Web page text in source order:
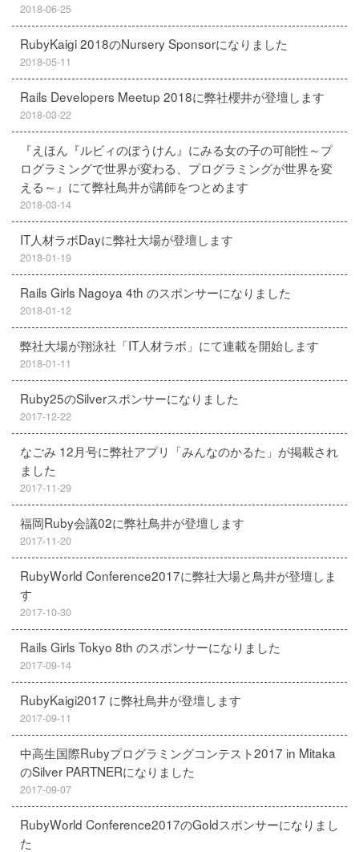
2018-06-25
RubyKaigi 2018のNursery Sponsorになりました
2018-05-11
Rails Developers Meetup 2018に弊社櫻井が登壇します
2018-03-22
『えほん『ルビィのぼうけん』にみる女の子の可能性～プ
ログラミングで世界が変わる、プログラミングが世界を変
える～』にて弊社鳥井が講師をつとめます
2018-03-14
IT人材ラボDayに弊社大場が登壇します
2018-01-19
Rails Girls Nagoya 4th のスポンサーになりました
2018-01-12
弊社大場が翔泳社「IT人材ラボ」にて連載を開始します
2018-01-11
Ruby25のSilverスポンサーになりました
2017-12-22
なごみ 12月号に弊社アプリ「みんなのかるた」が掲載され
ました
2017-11-29
福岡Ruby会議02に弊社鳥井が登壇します
2017-11-20
RubyWorld Conference2017に弊社大場と鳥井が登壇しま
す
2017-10-30
Rails Girls Tokyo 8th のスポンサーになりました
2017-09-14
RubyKaigi2017 に弊社鳥井が登壇します
2017-09-11
中高生国際Rubyプログラミングコンテスト2017 in Mitaka
のSilver PARTNERになりました
2017-09-07
RubyWorld Conference2017のGoldスポンサーになりまし
た